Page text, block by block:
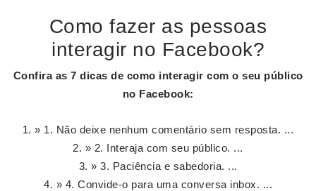
Como fazer as pessoas
interagir no Facebook?
Confira as 7 dicas de como interagir com o seu público
no Facebook:
» 1. Não deixe nenhum comentário sem resposta. ...
» 2. Interaja com seu público. ...
» 3. Paciência e sabedoria. ...
» 4. Convide-o para uma conversa inbox. ...